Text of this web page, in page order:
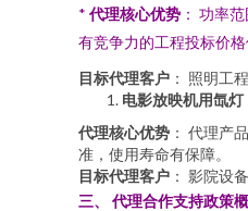
* 代理核心优势 ： 功率
有竞争力的工程投标价
目标代理客户 ： 照明工
电影放映机用氙灯
代理核心优势 ： 代理产
准，使用寿命有保障。
目标代理客户 ： 影院设
三、 代理合作支持政策